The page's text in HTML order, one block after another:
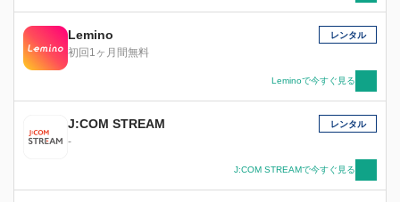
Lemino
初回1ヶ月間無料
レンタル
Leminoで今すぐ見る
J:COM STREAM
-
レンタル
J:COM STREAMで今すぐ見る